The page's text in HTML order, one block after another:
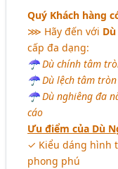
Quý Khách hàng
⋙ Hãy đến với
cấp đa dạng:
☂ Dù chính tâm
☂ Dù lệch tâm
☂ Dù nghiêng đa
cáo
Ưu điểm của Dù
✓ Kiểu dáng hình
phong phú